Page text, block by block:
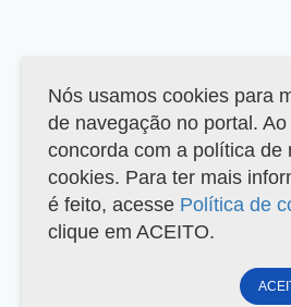
Nós usamos cookies para
de navegação no portal.
concorda com a política de
cookies. Para ter mais
é feito, acesse Política de
clique em ACEITO.